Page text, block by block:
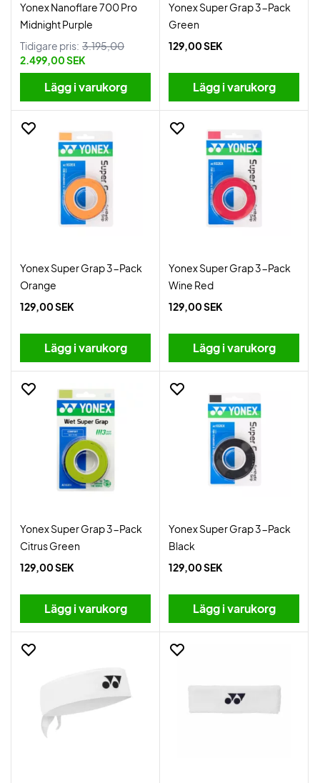
Yonex Nanoflare 700 Pro
Midnight Purple
Tidigare pris: 3.195,00
2.499,00 SEK
Lägg i varukorg
Yonex Super Grap 3-Pack
Green
129,00 SEK
Lägg i varukorg
Yonex Super Grap 3-Pack
Orange
129,00 SEK
Lägg i varukorg
Yonex Super Grap 3-Pack
Wine Red
129,00 SEK
Lägg i varukorg
Yonex Super Grap 3-Pack
Citrus Green
129,00 SEK
Lägg i varukorg
Yonex Super Grap 3-Pack
Black
129,00 SEK
Lägg i varukorg